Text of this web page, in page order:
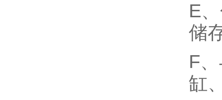
E
储
F
缸